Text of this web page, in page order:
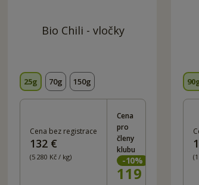
Bio Chili - vločky
25g 70g 150g
Cena bez registrace
132 €
(5 280 Kč / kg)
Cena
pro
členy
klubu
-10%
119